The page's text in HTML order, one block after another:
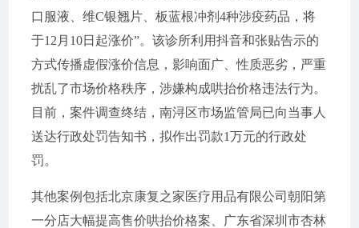
口服液、维C银翘片、板蓝根冲剂4种涉疫药品，将
于12月10日起涨价”。该诊所利用抖音和张贴告示的
方式传播虚假涨价信息，影响面广、性质恶劣，严重
扰乱了市场价格秩序，涉嫌构成哄抬价格违法行为。
目前，案件调查终结，南浔区市场监管局已向当事人
送达行政处罚告知书，拟作出罚款1万元的行政处
罚。
其他案例包括北京康复之家医疗用品有限公司朝阳第
一分店大幅提高售价哄抬价格案、广东省深圳市杏林